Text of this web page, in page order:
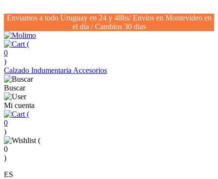
Enviamos a todo Uruguay en 24 y 48hs/ Envios en Montevideo en
el día / Cambios 30 dias
(
0
)
Calzado Indumentaria Accesorios
Buscar
Mi cuenta
(
0
)
(
0
)
ES